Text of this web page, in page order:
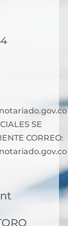
SE
CORREO: